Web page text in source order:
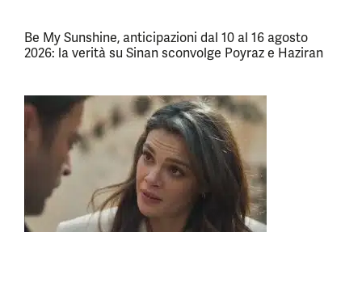
Be My Sunshine, anticipazioni dal 10 al 16 agosto
2026: la verità su Sinan sconvolge Poyraz e Haziran